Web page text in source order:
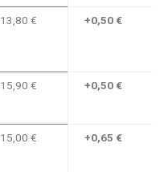
13,80 € +0,50 €
15,90 € +0,50 €
15,00 € +0,65 €